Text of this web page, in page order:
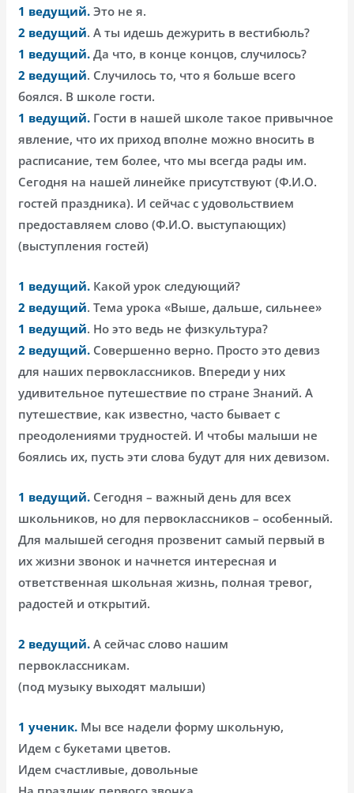
1 ведущий. Это не я.
2 ведущий. А ты идешь дежурить в вестибюль?
1 ведущий. Да что, в конце концов, случилось?
2 ведущий. Случилось то, что я больше всего
боялся. В школе гости.
1 ведущий. Гости в нашей школе такое привычное
явление, что их приход вполне можно вносить в
расписание, тем более, что мы всегда рады им.
Сегодня на нашей линейке присутствуют (Ф.И.О.
гостей праздника). И сейчас с удовольствием
предоставляем слово (Ф.И.О. выступающих)
(выступления гостей)
1 ведущий. Какой урок следующий?
2 ведущий. Тема урока «Выше, дальше, сильнее»
1 ведущий. Но это ведь не физкультура?
2 ведущий. Совершенно верно. Просто это девиз
для наших первоклассников. Впереди у них
удивительное путешествие по стране Знаний. А
путешествие, как известно, часто бывает с
преодолениями трудностей. И чтобы малыши не
боялись их, пусть эти слова будут для них девизом.
1 ведущий. Сегодня – важный день для всех
школьников, но для первоклассников – особенный.
Для малышей сегодня прозвенит самый первый в
их жизни звонок и начнется интересная и
ответственная школьная жизнь, полная тревог,
радостей и открытий.
2 ведущий. А сейчас слово нашим
первоклассникам.
(под музыку выходят малыши)
1 ученик. Мы все надели форму школьную,
Идем с букетами цветов.
Идем счастливые, довольные